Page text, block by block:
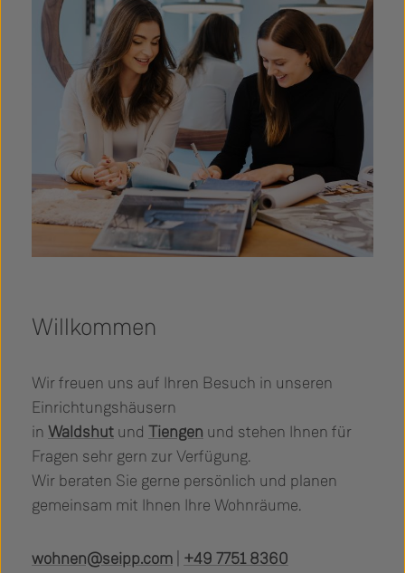
Willkommen
Wir freuen uns auf Ihren Besuch in unseren
Einrichtungshäusern
in Waldshut und Tiengen und stehen Ihnen für
Fragen sehr gern zur Verfügung.
Wir beraten Sie gerne persönlich und planen
gemeinsam mit Ihnen Ihre Wohnräume.
wohnen@seipp.com +49 7751 8360